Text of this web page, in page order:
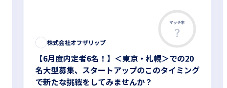
マッチ率
株式会社オフザリップ
【6月度内定者6名！】＜東京・札幌＞での20
名大型募集、スタートアップのこのタイミング
で新たな挑戦をしてみませんか？